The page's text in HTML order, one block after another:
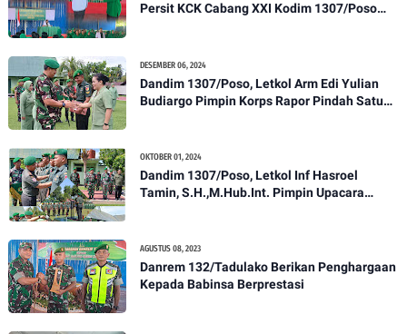
Persit KCK Cabang XXI Kodim 1307/Poso
DESEMBER 06, 2024
Dandim 1307/Poso, Letkol Arm Edi Yulian
Budiargo Pimpin Korps Rapor Pindah Satuan
OKTOBER 01, 2024
Dandim 1307/Poso, Letkol Inf Hasroel
Tamin, S.H.,M.Hub.Int. Pimpin Upacara
AGUSTUS 08, 2023
Danrem 132/Tadulako Berikan Penghargaan
Kepada Babinsa Berprestasi